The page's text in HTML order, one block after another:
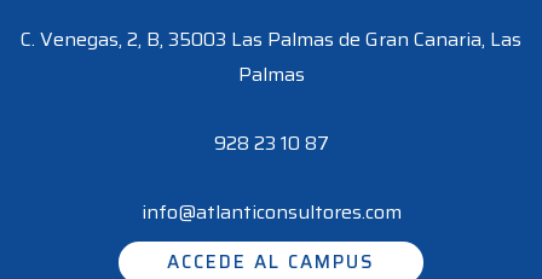
C. Venegas, 2, B, 35003 Las Palmas de Gran Canaria, Las
Palmas
928 23 10 87
info@atlanticonsultores.com
ACCEDE AL CAMPUS